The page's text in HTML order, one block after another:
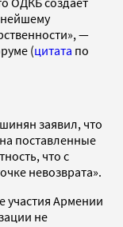
—
(цитата по
заявил, что
поставленные
что с
невозврата».
участия Армении
не